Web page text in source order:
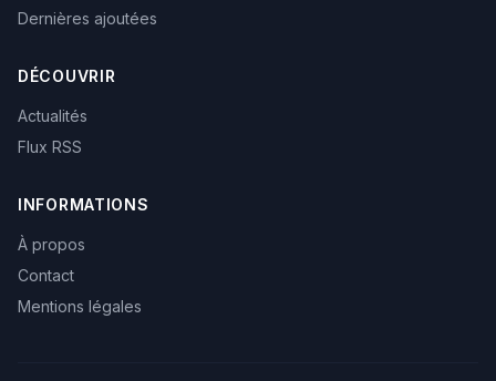
Dernières ajoutées
DÉCOUVRIR
Actualités
Flux RSS
INFORMATIONS
À propos
Contact
Mentions légales